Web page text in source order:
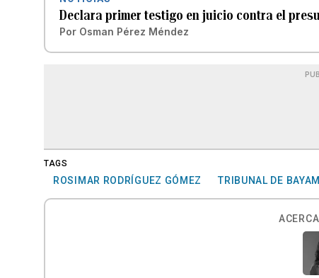
Declara primer testigo en juicio contra el
Por Osman Pérez Méndez
TAGS
ROSIMAR RODRÍGUEZ GÓMEZ TRIBUNAL DE